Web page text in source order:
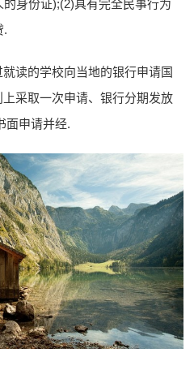
身份证);(2)具有完全民事行为
.
读的学校向当地的银行申请国
采取一次申请、银行分期发放
面申请并经.